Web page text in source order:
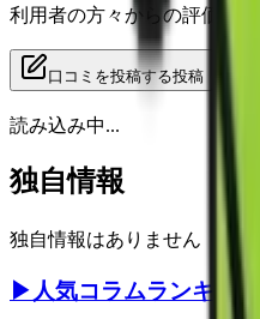
利用者の方々からの評価を
口コミを投稿する投稿
読み込み中...
独自情報
独自情報はありません
▶ 人気コラムランキング